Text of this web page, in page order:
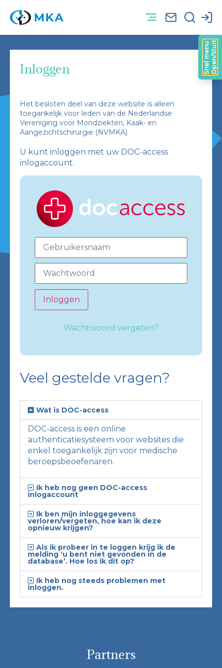
Inloggen
Het besloten deel van deze website is alleen
toegankelijk voor leden van de Nederlandse
Vereniging voor Mondziekten, Kaak- en
Aangezichtschirurgie (NVMKA).
U kunt inloggen met uw DOC-access
inlogaccount.
Inloggen
Wachtwoord vergeten?
Veel gestelde vragen?
Wat is DOC-access
DOC-access is een online
authenticatiesysteem voor websites die
enkel toegankelijk zijn voor medische
beroepsbeoefenaren.
Ik heb nog geen DOC-access
inlogaccount
Ik ben mijn inloggegevens
verloren/vergeten, hoe kan ik deze
opnieuw krijgen?
Als ik probeer in te loggen krijg ik de
melding ‘u bent niet gevonden in de
database’. Hoe los ik dit op?
Ik heb nog steeds problemen met
inloggen.
Partners
Open/Sluit
Snel menu